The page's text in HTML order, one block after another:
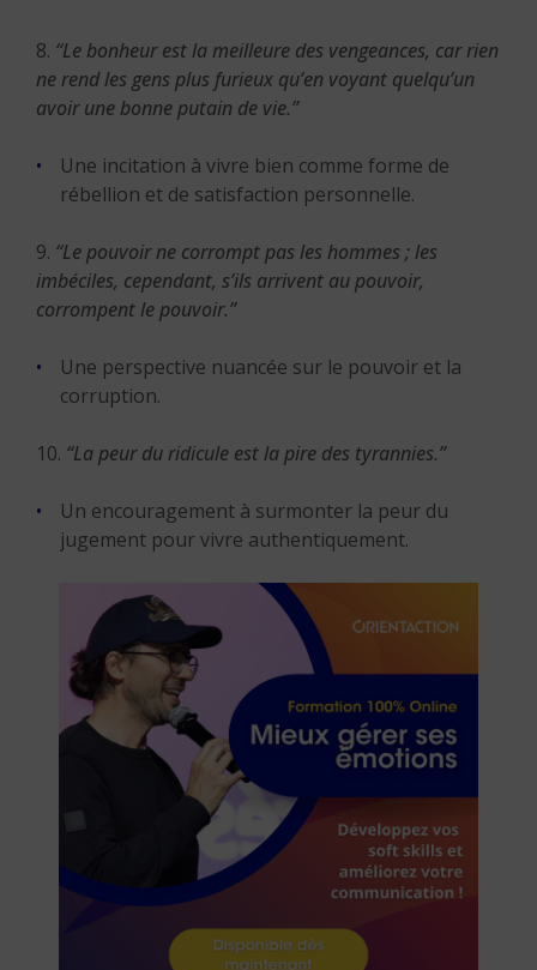
8. “Le bonheur est la meilleure des vengeances, car rien
ne rend les gens plus furieux qu’en voyant quelqu’un
avoir une bonne putain de vie.”
Une incitation à vivre bien comme forme de
rébellion et de satisfaction personnelle.
9. “Le pouvoir ne corrompt pas les hommes ; les
imbéciles, cependant, s’ils arrivent au pouvoir,
corrompent le pouvoir.”
Une perspective nuancée sur le pouvoir et la
corruption.
10. “La peur du ridicule est la pire des tyrannies.”
Un encouragement à surmonter la peur du
jugement pour vivre authentiquement.